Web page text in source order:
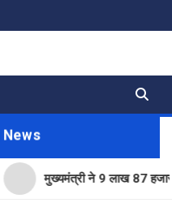
मुख्यमंत्री ने 9 लाख 87 हजार17 पेंशन